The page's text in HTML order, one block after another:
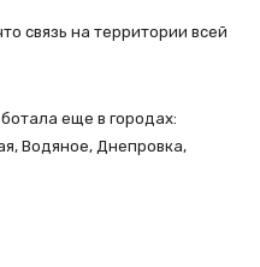
связь на территории всей
еще в городах:
Водяное, Днепровка,